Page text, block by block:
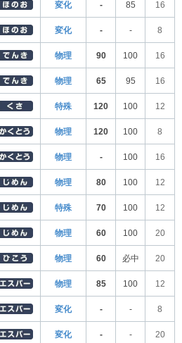
変化 - 85 16
変化 - - 8
物理 90 100 16
物理 65 95 16
特殊 120 100 12
物理 120 100 8
物理 - 100 16
物理 80 100 12
特殊 70 100 12
物理 60 100 20
物理 60 必中 20
物理 85 100 12
変化 - - 8
変化 - - 20